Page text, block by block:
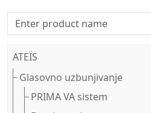
ATEÏS
Glasovno uzbunjivanje
PRIMA VA sistem